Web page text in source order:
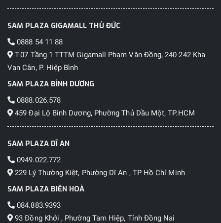
SAM PLAZA GIGAMALL THỦ ĐỨC
0888 54 11 88
T-07 Tầng 1 TTTM Gigamall Phạm Văn Đồng, 240-242 Kha
Vạn Cân, P. Hiệp Bình
SAM PLAZA BÌNH DƯƠNG
0888.026.578
459 Đại Lộ Bình Dương, Phường Thủ Dầu Một, TP.HCM
SAM PLAZA DĨ AN
0949.022.772
229 Lý Thường Kiệt, Phường Dĩ An , TP Hồ Chí Minh
SAM PLAZA BIÊN HOÀ
084.883.9393
93 Đồng Khởi , Phường Tam Hiệp, Tỉnh Đồng Nai